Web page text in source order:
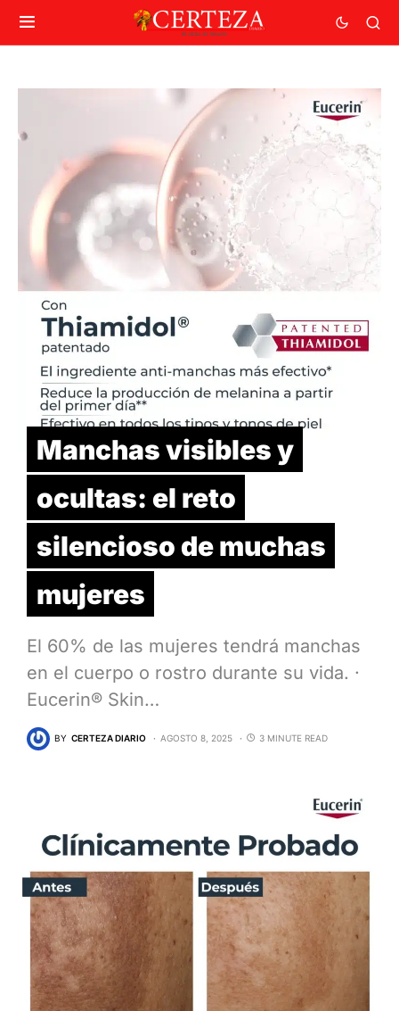
Manchas visibles y
ocultas: el reto
silencioso de muchas
mujeres
El 60% de las mujeres tendrá manchas
en el cuerpo o rostro durante su vida. ·
Eucerin® Skin…
BY CERTEZA DIARIO AGOSTO 8, 2025 3 MINUTE READ